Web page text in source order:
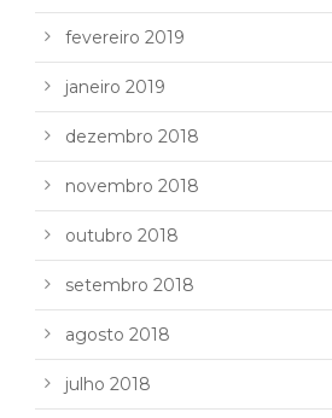
fevereiro 2019
janeiro 2019
dezembro 2018
novembro 2018
outubro 2018
setembro 2018
agosto 2018
julho 2018